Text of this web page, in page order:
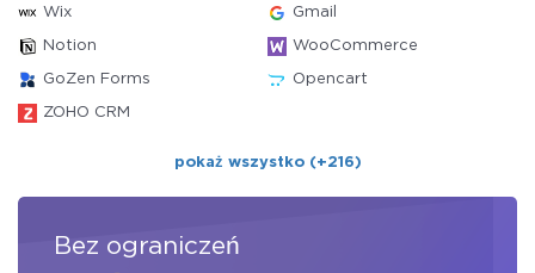
Wix Gmail
Notion WooCommerce
GoZen Forms Opencart
ZOHO CRM
pokaż wszystko (+216)
Bez ograniczeń